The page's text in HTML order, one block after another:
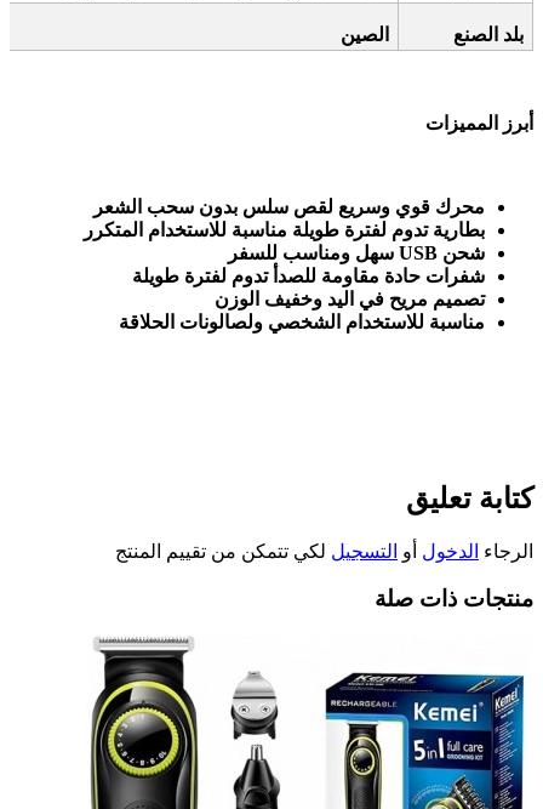
بلد الصنع الصين
أبرز المميزات
محرك قوي وسريع لقص سلس بدون سحب الشعر
بطارية تدوم لفترة طويلة مناسبة للاستخدام المتكرر
شحن
سهل ومناسب للسفر
شفرات حادة مقاومة للصدأ تدوم لفترة طويلة
تصميم مريح في اليد وخفيف الوزن
مناسبة للاستخدام الشخصي ولصالونات الحلاقة
كتابة تعليق
الرجاء الدخول أو التسجيل لكي تتمكن من تقييم المنتج
منتجات ذات صلة